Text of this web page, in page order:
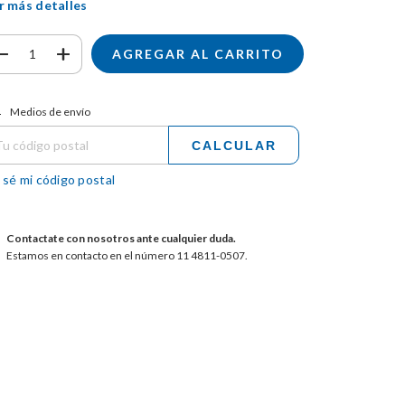
más detalles
para el CP:
Medios de envío
CALCULAR
sé mi código postal
Contactate con nosotros ante cualquier duda.
Estamos en contacto en el número 11 4811-0507.